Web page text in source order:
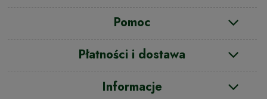
Pomoc
Płatności i dostawa
Informacje